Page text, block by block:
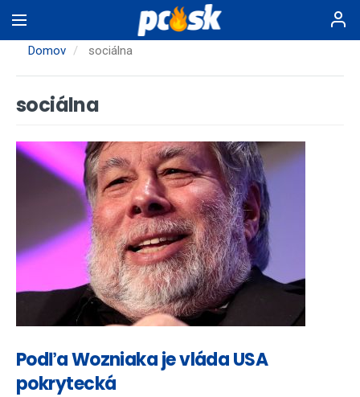
na
hlavnýDomov sociálna
sociálna
Podľa Wozniaka je vláda USA
pokrytecká